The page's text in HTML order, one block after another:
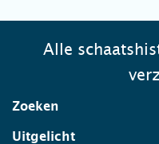
Alle
Zoeken
Uitgelicht